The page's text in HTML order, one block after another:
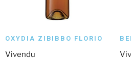
OXYDIA ZIBIBBO FLORIO
Vivendu